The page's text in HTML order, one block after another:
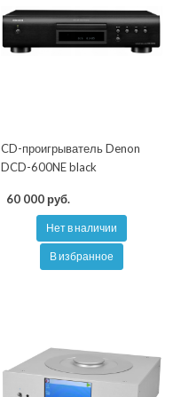
CD-проигрыватель Denon
DCD-600NE black
60 000 руб.
Нет в наличии
В избранное